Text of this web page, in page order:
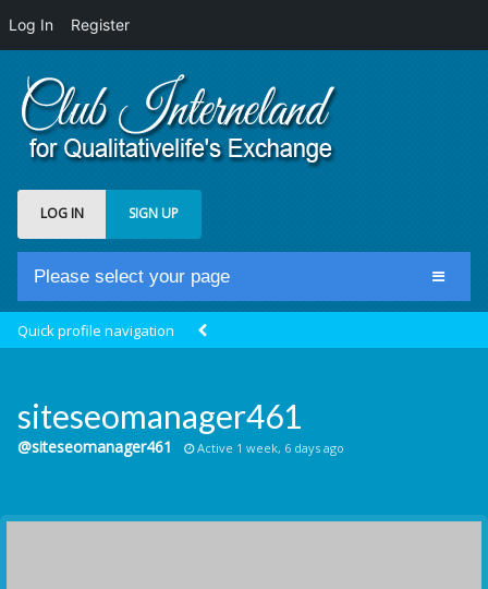
Log In Register
LOG IN SIGN UP
Please select your page
Groups
Communication Point
Quick profile navigation
siteseomanager461
@siteseomanager461 Active 1 week, 6 days ago